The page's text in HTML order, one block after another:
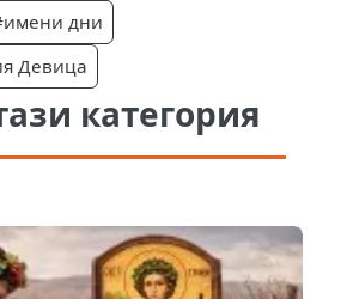
дни
Девица
категория